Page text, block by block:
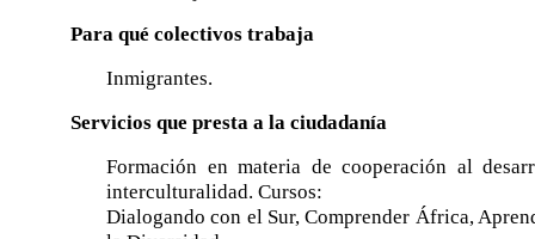
Para qué colectivos trabaja
Inmigrantes.
Servicios que presta a la ciudadanía
Formación en materia de cooperación al
interculturalidad. Cursos:
Dialogando con el Sur, Comprender África,